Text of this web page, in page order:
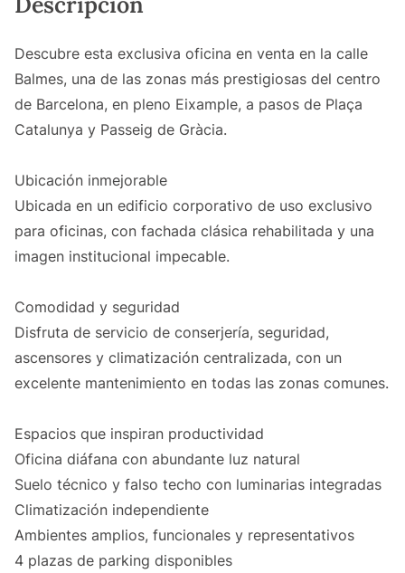
Descubre esta exclusiva oficina en venta en la calle
Balmes, una de las zonas más prestigiosas del centro
de Barcelona, en pleno Eixample, a pasos de Plaça
Catalunya y Passeig de Gràcia.
Ubicación inmejorable
Ubicada en un edificio corporativo de uso exclusivo
para oficinas, con fachada clásica rehabilitada y una
imagen institucional impecable.
Comodidad y seguridad
Disfruta de servicio de conserjería, seguridad,
ascensores y climatización centralizada, con un
excelente mantenimiento en todas las zonas comunes.
Espacios que inspiran productividad
Oficina diáfana con abundante luz natural
Suelo técnico y falso techo con luminarias integradas
Climatización independiente
Ambientes amplios, funcionales y representativos
4 plazas de parking disponibles